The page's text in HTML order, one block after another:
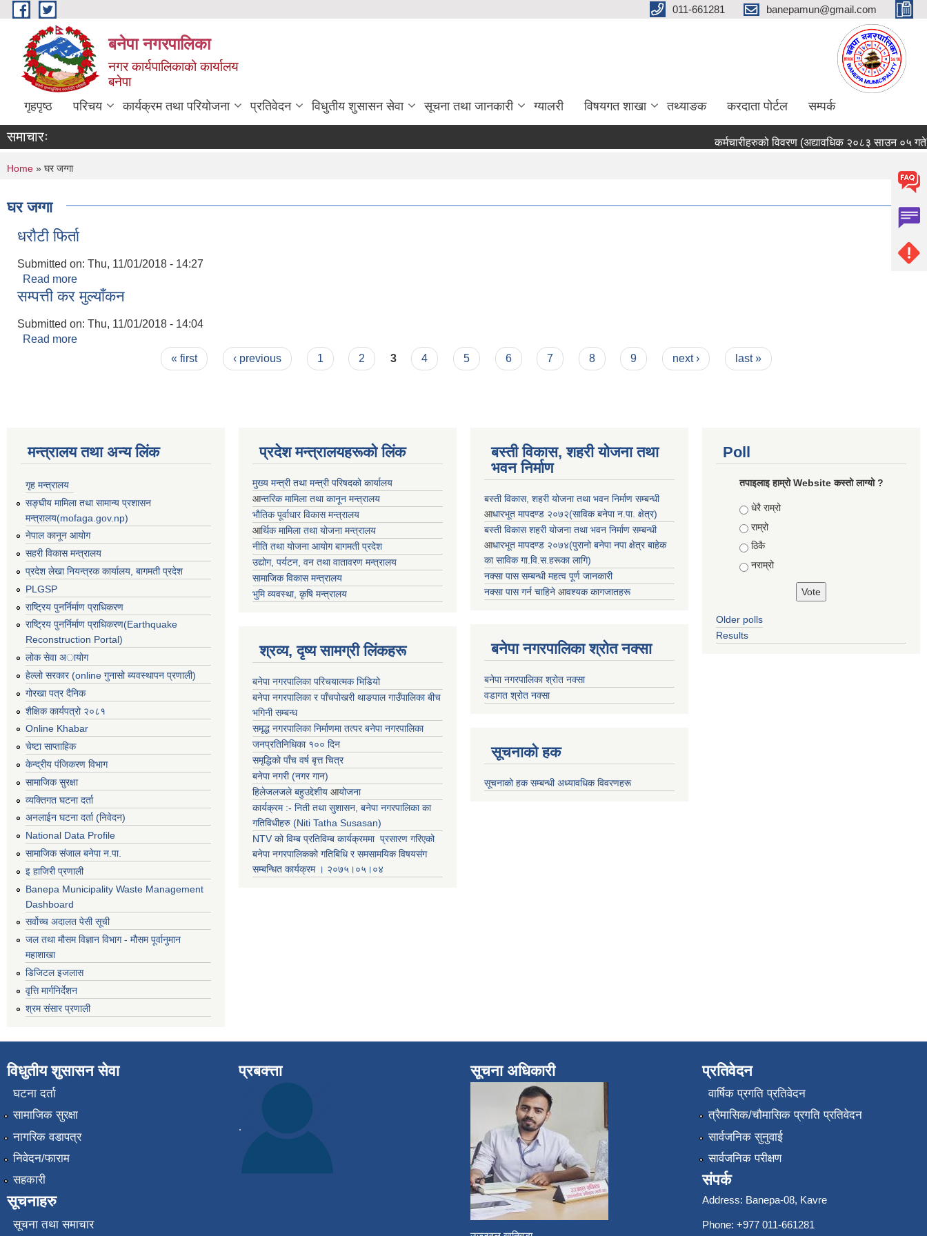
Skip to main content 011-661281 banepamun@gmail.com
बनेपा नगरपालिका
नगर कार्यपालिकाको कार्यालय
बनेपा
गृहपृष्ठ परिचय कार्यक्रम तथा परियोजना प्रतिवेदन विधुतीय शुसासन सेवा सूचना तथा जानकारी ग्यालरी विषयगत शाखा तथ्याङक करदाता पोर्टल सम्पर्क
समाचारः कर्मचारीहरुको विवरण (अद्यावधिक २०८३ साउन ०५ गते)
You are here
Home » घर जग्गा
घर जग्गा
धराैटी फिर्ता
Submitted on: Thu, 11/01/2018 - 14:27
Read more
सम्पत्ती कर मुल्याँकन
Submitted on: Thu, 11/01/2018 - 14:04
Read more
« first ‹ previous 1 2 3 4 5 6 7 8 9 next › last »
मन्त्रालय तथा अन्य लिंक
गृह मन्त्रालय
सङ्घीय मामिला तथा सामान्य प्रशासन
मन्त्रालय(mofaga.gov.np)
नेपाल कानून आयोग
सहरी विकास मन्त्रालय
प्रदेश लेखा नियन्त्रक कार्यालय, बागमती प्रदेश
PLGSP
राष्ट्रिय पुनर्निर्माण प्राधिकरण
राष्ट्रिय पुनर्निर्माण प्राधिकरण(Earthquake
Reconstruction Portal)
लोक सेवा अायोग
हेल्लो सरकार (online गुनासो ब्यवस्थापन प्रणाली)
गोरखा पत्र दैनिक
शैक्षिक कार्यपत्रो २०८१
Online Khabar
चेष्टा साप्ताहिक
केन्द्रीय पंजिकरण विभाग
सामाजिक सुरक्षा
व्यक्तिगत घटना दर्ता
अनलाईन घटना दर्ता (निवेदन)
National Data Profile
सामाजिक संजाल बनेपा न.पा.
इ हाजिरी प्रणाली
Banepa Municipality Waste Management
Dashboard
सर्वोच्च अदालत पेसी सूची
जल तथा मौसम विज्ञान विभाग - मौसम पूर्वानुमान
महाशाखा
डिजिटल इजलास
वृत्ति मार्गनिर्देशन
श्रम संसार प्रणाली
प्रदेश मन्त्रालयहरूको लिंक
मुख्य मन्त्री तथा मन्त्री परिषदको कार्यालय
आन्तरिक मामिला तथा कानून मन्त्रालय
भाैतिक पूर्वाधार विकास मन्त्रालय
आर्थिक मामिला तथा योजना मन्त्रालय
नीति तथा योजना आयोग बागमती प्रदेश
उद्योग, पर्यटन, वन तथा वातावरण मन्त्रालय
सामाजिक विकास मन्त्रालय
भुमि व्यवस्था, कृषि मन्त्रालय
श्रव्य, दृष्य सामग्री लिंकहरू
बनेपा नगरपालिका परिचयात्मक भिडियो
बनेपा नगरपालिका र पाँचपोखरी थाङपाल गाउँपालिका बीच
भगिनी सम्बन्ध
समृद्ध नगरपालिका निर्माणमा तत्पर बनेपा नगरपालिका
जनप्रतिनिधिका १०० दिन
समृद्धिको पाँच वर्ष बृत्त चित्र
बनेपा नगरी (नगर गान)
हिलेजलजले बहुउद्देशीय आयोजना
कार्यक्रम :- निती तथा सुशासन, बनेपा नगरपालिका का
गतिविधीहरु (Niti Tatha Susasan)
NTV को विम्ब प्रतिविम्ब कार्यक्रममा प्रसारण गरिएको
बनेपा नगरपालिकको गतिबिधि र समसामयिक विषयसंग
सम्बन्धित कार्यक्रम । २०७५।०५।०४
बस्ती विकास, शहरी योजना तथा
भवन निर्माण
बस्ती विकास, शहरी योजना तथा भवन निर्माण सम्बन्धी
आधारभूत मापदण्ड २०७२(साविक बनेपा न.पा. क्षेत्र)
बस्ती विकास शहरी योजना तथा भवन निर्माण सम्बन्धी
आधारभूत मापदण्ड २०७४(पुरानो बनेपा नपा क्षेत्र बाहेक
का साविक गा.वि.स.हरूका लागि)
नक्सा पास सम्बन्धी महत्व पूर्ण जानकारी
नक्सा पास गर्न चाहिने आवश्यक कागजातहरू
बनेपा नगरपालिका श्रोत नक्सा
बनेपा नगरपालिका श्रोत नक्सा
वडागत श्रोत नक्सा
सूचनाको हक
सूचनाको हक सम्बन्धी अध्यावधिक विवरणहरू
Poll
तपाइलाइ हाम्रो Website कस्तो लाग्यो ?
Choices
धेरै राम्रो
राम्रो
ठिकै
नराम्रो
Older polls
Results
विधुतीय शुसासन सेवा
घटना दर्ता
सामाजिक सुरक्षा
नागरिक वडापत्र
निवेदन/फाराम
सहकारी
सूचनाहरु
सूचना तथा समाचार
प्रबक्त्ता
.
सूचना अधिकारी प्रतिवेदन
वार्षिक प्रगति प्रतिवेदन
त्रैमासिक/चौमासिक प्रगति प्रतिवेदन
सार्वजनिक सुनुवाई
सार्वजनिक परीक्षण
संपर्क
Address: Banepa-08, Kavre
Phone: +977 011-661281